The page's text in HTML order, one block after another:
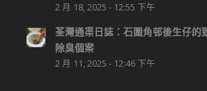
2 月 18, 2025 - 12:55 下午
荃灣通渠日誌：石圍角邨後生仔
除臭個案
2 月 11, 2025 - 12:46 下午